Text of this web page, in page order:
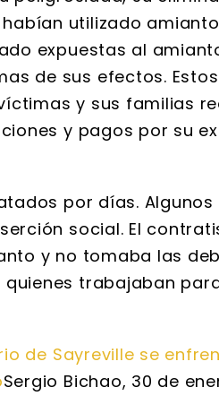
utilizado
expuestas al
de sus efectos.
y sus familias
y pagos por su
por días. Algunos
social. El
y no tomaba las
trabajaban
de Sayreville se
Sergio Bichao, 30 de